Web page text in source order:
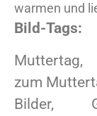
warmen und
Bild-Tags:
Muttertag,
zum
Bilder,